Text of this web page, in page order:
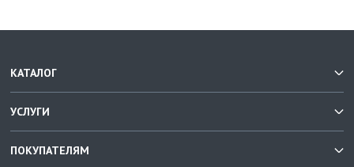
КАТАЛОГ
УСЛУГИ
ПОКУПАТЕЛЯМ